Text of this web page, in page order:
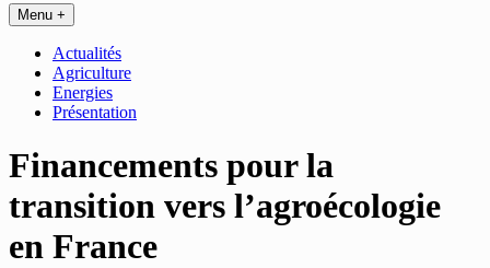
Menu +
Actualités
Agriculture
Energies
Présentation
Financements pour la
transition vers l’agroécologie
en France